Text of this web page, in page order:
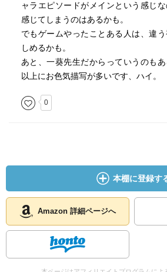
ャラエピソードがメインという感じ
感じてしまうのはあるかも。
でもゲームやったことある人は、違
しめるかも。
あと、一葵先生だからっていうのも
以上にお色気描写が多いです、ハイ。
0
本棚に登録す
Amazon 詳細ページへ